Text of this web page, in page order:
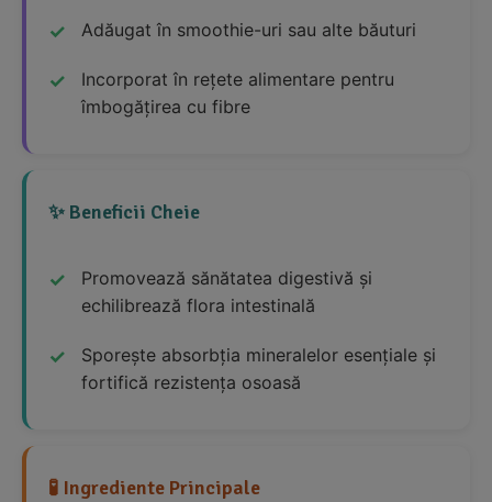
Adăugat în smoothie-uri sau alte băuturi
Incorporat în rețete alimentare pentru
îmbogățirea cu fibre
✨ Beneficii Cheie
Promovează sănătatea digestivă și
echilibrează flora intestinală
Sporește absorbția mineralelor esențiale și
fortifică rezistența osoasă
🧪 Ingrediente Principale